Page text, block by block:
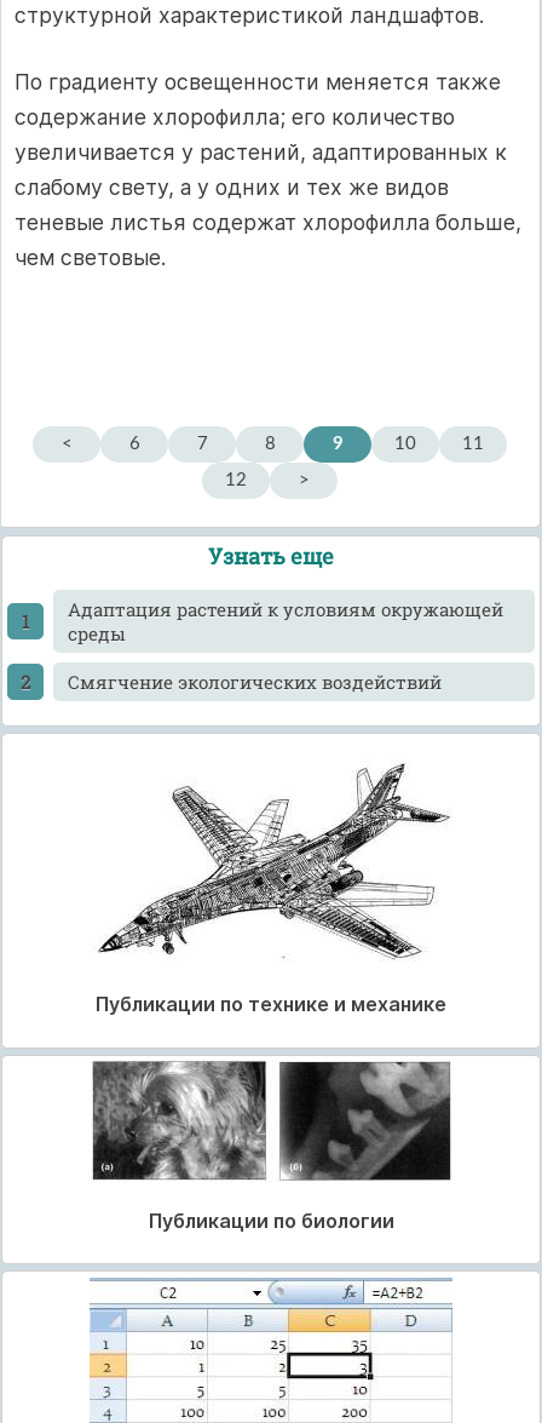
структурной характеристикой ландшафтов.
По градиенту освещенности меняется также
содержание хлорофилла; его количество
увеличивается у растений, адаптированных к
слабому свету, а у одних и тех же видов
теневые листья содержат хлорофилла больше,
чем световые.
< 6 7 8 9 10
11
12
>
Узнать еще
Адаптация растений к условиям окружающей
среды
Смягчение экологических воздействий
Публикации по технике и механике
Публикации по биологии